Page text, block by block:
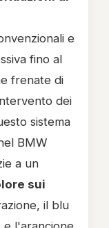
e
fino al
frenate di
dei
sistema
BMW
a un
sui
il blu